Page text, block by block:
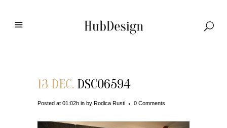
13 DEC. DSC06594
Posted at 01:02h in by Rodica Rusti 0 Comments